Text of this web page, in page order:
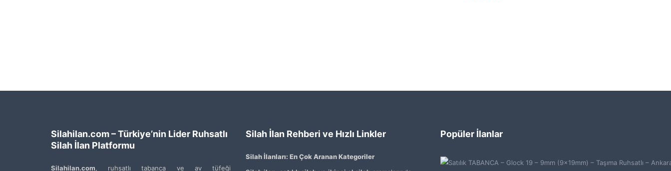
Silahilan.com – Türkiye’nin Lider Ruhsatlı
Silah İlan Platformu
Silahilan.com, ruhsatlı tabanca ve av tüfeği
Silah İlan Rehberi ve Hızlı Linkler
Silah İlanları: En Çok Aranan Kategoriler
Popüler İlanlar